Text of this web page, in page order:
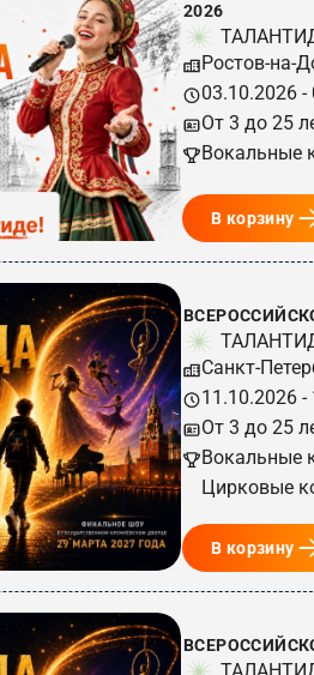
2026
Ростов-на-
03.10.2026 -
От 3 до 25
Вокальные
В корзину
Санкт-
11.10.2026 -
От 3 до 25
Вокальные
Цирковые
В корзину